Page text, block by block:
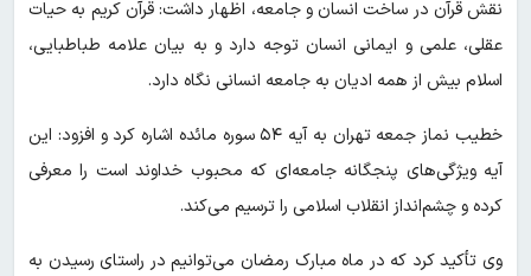
نقش قرآن در ساخت انسان و جامعه، اظهار داشت: قرآن کریم به حیات
عقلی، علمی و ایمانی انسان توجه دارد و به بیان علامه طباطبایی،
اسلام بیش از همه ادیان به جامعه انسانی نگاه دارد.
خطیب نماز جمعه تهران به آیه ۵۴ سوره مائده اشاره کرد و افزود: این
آیه ویژگی‌های پنجگانه جامعه‌ای که محبوب خداوند است را معرفی
کرده و چشم‌انداز انقلاب اسلامی را ترسیم می‌کند.
وی تأکید کرد که در ماه مبارک رمضان می‌توانیم در راستای رسیدن به